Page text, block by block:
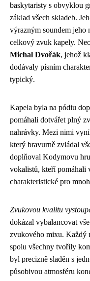
baskytaristy s obvyklou
základ všech skladeb.
výrazným soundem jeho
celkový zvuk kapely.
Michal Dvořák, jehož
dodávaly písním
typický.
Kapela byla na pódiu
pomáhali dotvářet plný
nahrávky. Mezi nimi
který bravurně zvládal
doplňoval Kodymovu
vokalistů, kteří pomáhali
charakteristické pro
Zvukovou kvalitu
dokázal vybalancovat
zvukového mixu. Každý
spolu všechny tvořily
byl precizně sladěn s
působivou atmosféru